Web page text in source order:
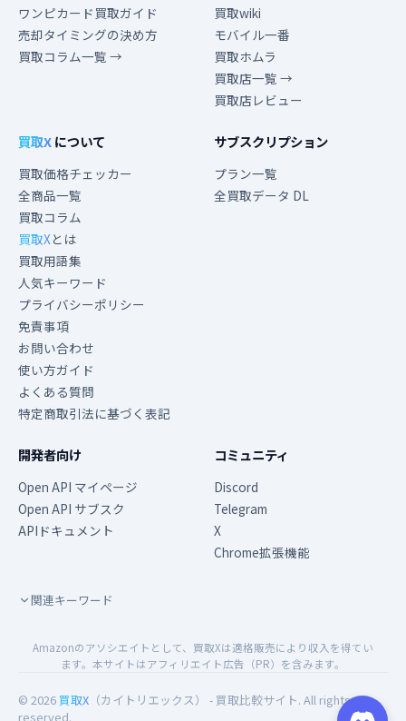
ワンピカード買取ガイド
売却タイミングの決め方
買取コラム一覧 →
買取wiki
モバイル一番
買取ホムラ
買取店一覧 →
買取店レビュー
買取Xについて
買取価格チェッカー
全商品一覧
買取コラム
買取Xとは
買取用語集
人気キーワード
プライバシーポリシー
免責事項
お問い合わせ
使い方ガイド
よくある質問
特定商取引法に基づく表記
サブスクリプション
プラン一覧
全買取データ DL
開発者向け
Open API マイページ
Open API サブスク
APIドキュメント
コミュニティ
Discord
Telegram
X
Chrome拡張機能
関連キーワード
Amazonのアソシエイトとして、買取Xは適格販売により収入を得てい
ます。本サイトはアフィリエイト広告（PR）を含みます。
© 2026 買取X （カイトリエックス） - 買取比較サイト. All rights
reserved.